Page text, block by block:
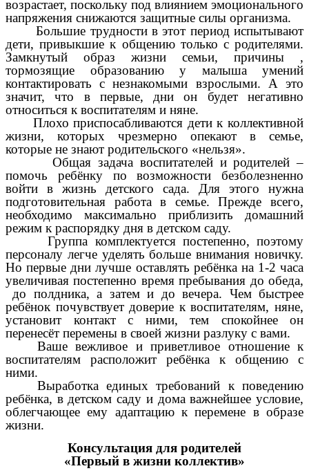
возрастает, поскольку под влиянием эмоционального
напряжения снижаются защитные силы организма.
Большие трудности в этот период испытывают
дети, привыкшие к общению только с родителями.
Замкнутый образ жизни семьи, причины ,
тормозящие образованию у малыша умений
контактировать с незнакомыми взрослыми. А это
значит, что в первые, дни он будет негативно
относиться к воспитателям и няне.
Плохо приспосабливаются дети к коллективной
жизни, которых чрезмерно опекают в семье,
которые не знают родительского «нельзя».
Общая задача воспитателей и родителей –
помочь ребёнку по возможности безболезненно
войти в жизнь детского сада. Для этого нужна
подготовительная работа в семье. Прежде всего,
необходимо максимально приблизить домашний
режим к распорядку дня в детском саду.
Группа комплектуется постепенно, поэтому
персоналу легче уделять больше внимания новичку.
Но первые дни лучше оставлять ребёнка на 1-2 часа
увеличивая постепенно время пребывания до обеда,
до полдника, а затем и до вечера. Чем быстрее
ребёнок почувствует доверие к воспитателям, няне,
установит контакт с ними, тем спокойнее он
перенесёт перемены в своей жизни разлуку с вами.
Ваше вежливое и приветливое отношение к
воспитателям расположит ребёнка к общению с
ними.
Выработка единых требований к поведению
ребёнка, в детском саду и дома важнейшее условие,
облегчающее ему адаптацию к перемене в образе
жизни.
Консультация для родителей
«Первый в жизни коллектив»